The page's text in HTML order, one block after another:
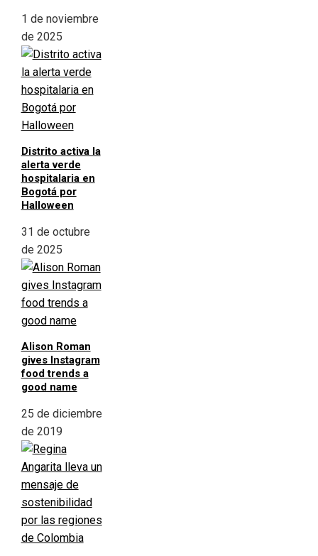
1 de noviembre
de 2025
Distrito activa la
alerta verde
hospitalaria en
Bogotá por
Halloween
31 de octubre
de 2025
Alison Roman
gives Instagram
food trends a
good name
25 de diciembre
de 2019